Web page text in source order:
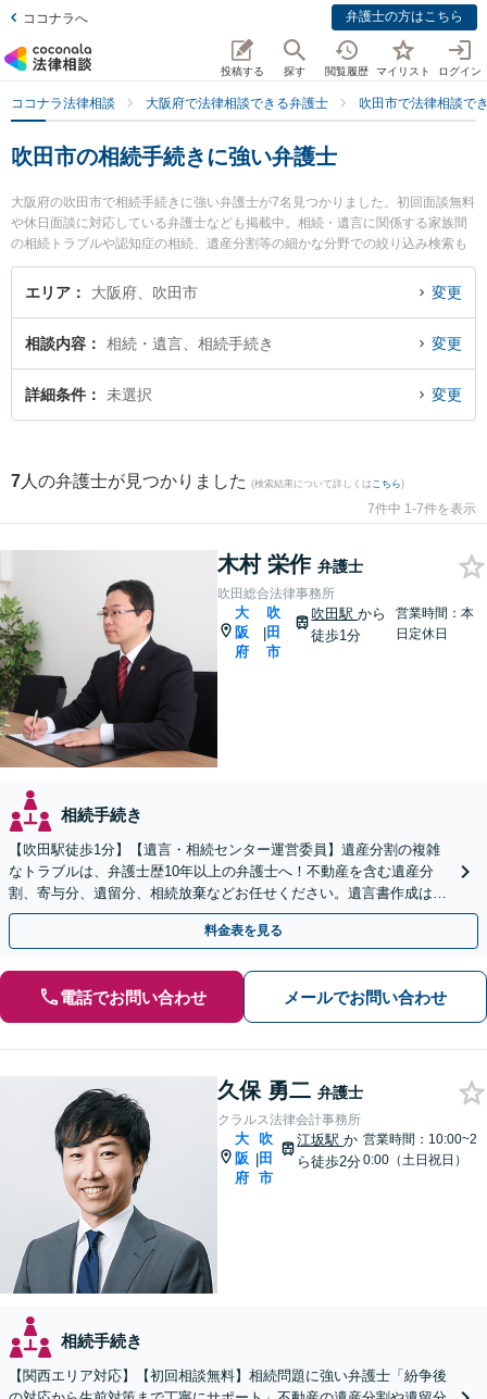
ココナラへ 弁護士の方はこちら
投稿する 探す 閲覧履歴 マイリスト ログイン
ココナラ法律相談 大阪府で法律相談できる弁護士 吹田市で法律相談で
吹田市の相続手続きに強い弁護士
大阪府の吹田市で相続手続きに強い弁護士が7名見つかりました。初回面談無料
や休日面談に対応している弁護士なども掲載中。相続・遺言に関係する家族間
の相続トラブルや認知症の相続、遺産分割等の細かな分野での絞り込み検索も
でき便利です。特に吹田総合法律事務所の木村 栄作弁護士やクラルス法律会計
事務所の久保 勇二弁護士、大永法律事務所の大永 祐希弁護士のプロフィール情
ラブル解決の実績豊富な近くの弁護士を検索したい』『初回相談無料で相続手
続きを法律相談できる吹田市内の弁護士に相談予約したい』などでお困りの相
談者さんにおすすめです。
エリア 大阪府、吹田市 変更
相談内容 相続・遺言、相続手続き 変更
詳細条件 未選択 変更
7 人の弁護士が見つかりました (検索結果について詳しくは こちら)
7件中 1-7件を表示
木村 栄作 弁護士
吹田総合法律事務所
大
阪
府
|
吹
田
市
吹田駅から
徒歩1分
営業時間：本
日定休日
相続手続き
【吹田駅徒歩1分】【遺言・相続センター運営委員】遺産分割の複雑
なトラブルは、弁護士歴10年以上の弁護士へ！不動産を含む遺産分
割、寄与分、遺留分、相続放棄などお任せください。遺言書作成は自
宅訪問にも対応。【税理士や司法書士とも連携】
料金表を見る
電話でお問い合わせ メールでお問い合わせ
久保 勇二 弁護士
クラルス法律会計事務所
大
阪
府
|
吹
田
市
江坂駅か
ら徒歩2分
営業時間：10:00~2
0:00（土日祝日）
相続手続き
【関西エリア対応】【初回相談無料】相続問題に強い弁護士「紛争後